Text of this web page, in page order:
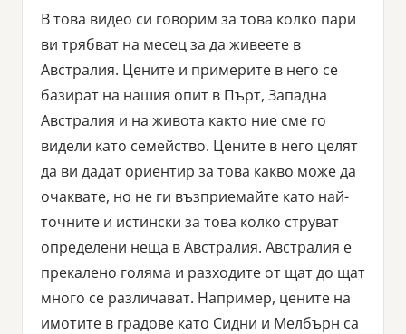
В това видео си говорим за това колко пари
ви трябват на месец за да живеете в
Австралия. Цените и примерите в него се
базират на нашия опит в Пърт, Западна
Австралия и на живота както ние сме го
видели като семейство. Цените в него целят
да ви дадат ориентир за това какво може да
очаквате, но не ги възприемайте като най-
точните и истински за това колко струват
определени неща в Австралия. Австралия е
прекалено голяма и разходите от щат до щат
много се различават. Например, цените на
имотите в градове като Сидни и Мелбърн са